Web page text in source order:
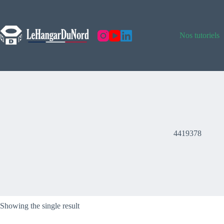
Nos tutoriels
4419378
Showing the single result